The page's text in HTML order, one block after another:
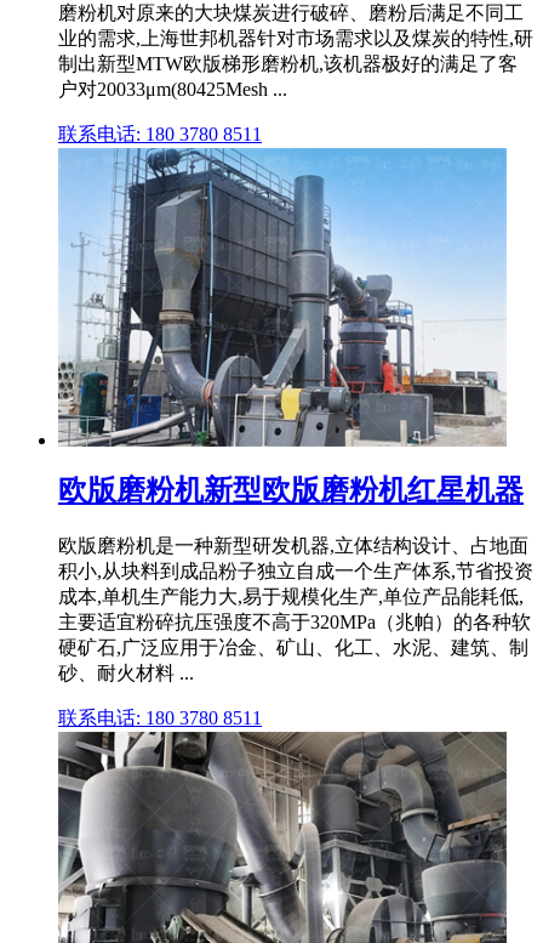
磨粉机对原来的大块煤炭进行破碎、磨粉后满足不同工
业的需求,上海世邦机器针对市场需求以及煤炭的特性,研
制出新型MTW欧版梯形磨粉机,该机器极好的满足了客
户对20033μm(80425Mesh ...
联系电话: 180 3780 8511
欧版磨粉机新型欧版磨粉机红星机器
欧版磨粉机是一种新型研发机器,立体结构设计、占地面
积小,从块料到成品粉子独立自成一个生产体系,节省投资
成本,单机生产能力大,易于规模化生产,单位产品能耗低,
主要适宜粉碎抗压强度不高于320MPa（兆帕）的各种软
硬矿石,广泛应用于冶金、矿山、化工、水泥、建筑、制
砂、耐火材料 ...
联系电话: 180 3780 8511